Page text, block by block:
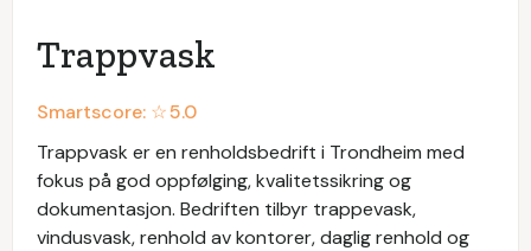
Trappvask
Smartscore: ☆5.0
Trappvask er en renholdsbedrift i Trondheim med
fokus på god oppfølging, kvalitetssikring og
dokumentasjon. Bedriften tilbyr trappevask,
vindusvask, renhold av kontorer, daglig renhold og